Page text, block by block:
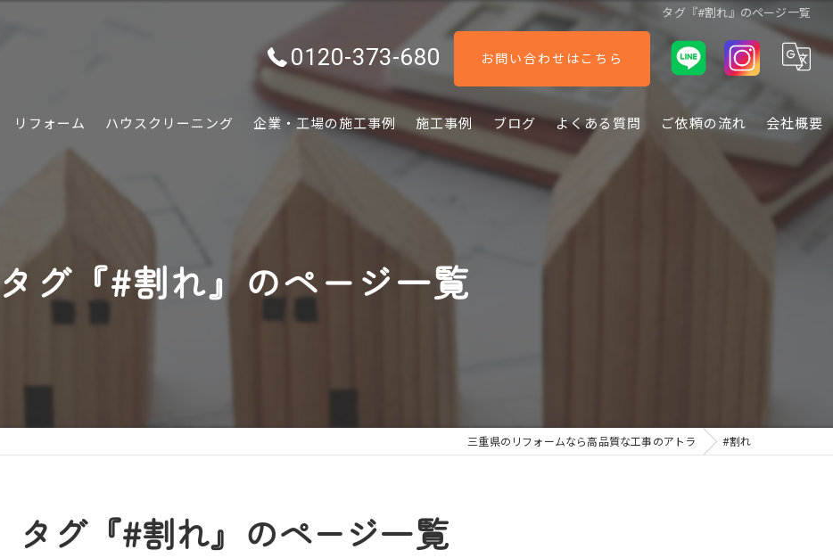
タグ『#割れ』のページ一覧
0120-373-680 お問い合わせはこちら
リフォーム ハウスクリーニング 企業・工場の施工事例 施工事例 ブログ よくある質問 ご依頼の流れ 会社概要
タグ『#割れ』のページ一覧
三重県のリフォームなら高品質な工事のアトラ #割れ
タグ『#割れ』のページ一覧